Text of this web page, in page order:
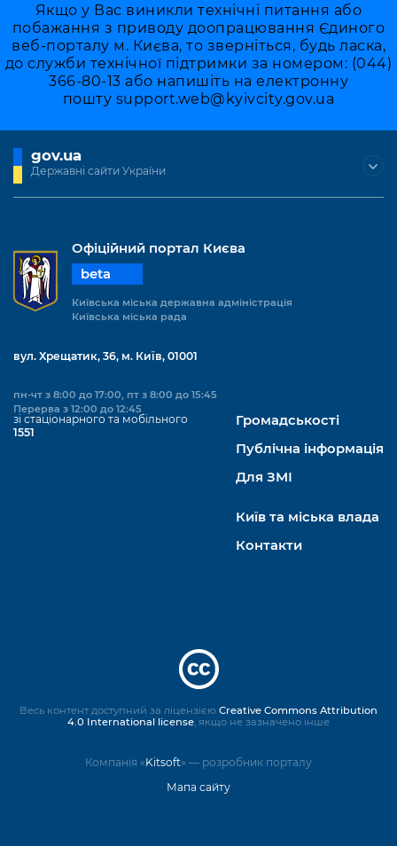
Якщо у Вас виникли технічні питання або
побажання з приводу доопрацювання Єдиного
веб-порталу м. Києва, то зверніться, будь ласка,
до служби технічної підтримки за номером: (044)
366-80-13 або напишіть на електронну
пошту support.web@kyivcity.gov.ua
gov.ua
Державні сайти України
Офіційний портал Києва
beta
Київська міська державна адміністрація
Київська міська рада
вул. Хрещатик, 36, м. Київ, 01001
пн-чт з 8:00 до 17:00, пт з 8:00 до 15:45
Перерва з 12:00 до 12:45
зі стаціонарного та мобільного
1551
Громадськості
Публічна інформація
Для ЗМІ
Київ та міська влада
Контакти
Компанія «Kitsoft» — розробник порталу
Мапа сайту
Весь контент доступний за ліцензією Creative Commons Attribution
4.0 International license, якщо не зазначено інше